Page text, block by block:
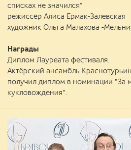
списках не значился"
режиссёр Алиса Ермак-Залевская
художник Ольга Малахова -
Награды
Диплом Лауреата фестиваля.
Актёрский ансамбль
получил диплом в номинации "За
кукловождения".